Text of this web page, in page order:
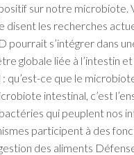
sur notre microbiote.
disent les recherches
pourrait s’intégrer dans
globale liée à l’intestin et
qu’est-ce que le
intestinal, c’est
qui peuplent nos
participent à des
des aliments